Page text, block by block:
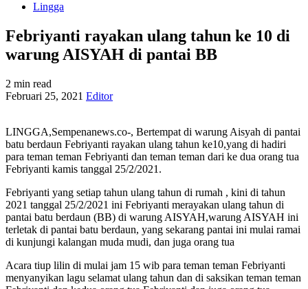
Lingga
Febriyanti rayakan ulang tahun ke 10 di
warung AISYAH di pantai BB
2 min read
Februari 25, 2021 Editor
LINGGA,Sempenanews.co-, Bertempat di warung Aisyah di pantai
batu berdaun Febriyanti rayakan ulang tahun ke10,yang di hadiri
para teman teman Febriyanti dan teman teman dari ke dua orang tua
Febriyanti kamis tanggal 25/2/2021.
Febriyanti yang setiap tahun ulang tahun di rumah , kini di tahun
2021 tanggal 25/2/2021 ini Febriyanti merayakan ulang tahun di
pantai batu berdaun (BB) di warung AISYAH,warung AISYAH ini
terletak di pantai batu berdaun, yang sekarang pantai ini mulai ramai
di kunjungi kalangan muda mudi, dan juga orang tua
Acara tiup lilin di mulai jam 15 wib para teman teman Febriyanti
menyanyikan lagu selamat ulang tahun dan di saksikan teman teman